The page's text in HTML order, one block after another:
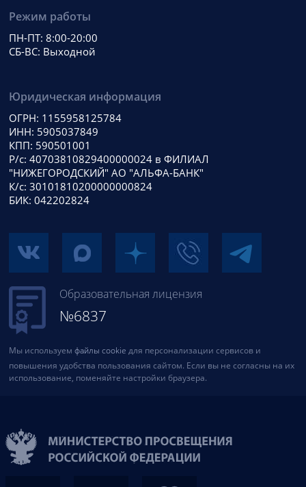
Режим работы
ПН-ПТ: 8:00-20:00
СБ-ВС: Выходной
Юридическая информация
ОГРН: 1155958125784
ИНН: 5905037849
КПП: 590501001
Р/с: 40703810829400000024 в ФИЛИАЛ
"НИЖЕГОРОДСКИЙ" АО "АЛЬФА-БАНК"
К/с: 30101810200000000824
БИК: 042202824
Образовательная лицензия
№6837
Мы используем файлы cookie для персонализации сервисов и
повышения удобства пользования сайтом. Если вы не согласны на их
использование, поменяйте настройки браузера.